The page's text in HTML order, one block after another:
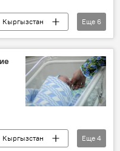
Кыргызстан
Еще 6
Кыргызстан
Еще 4